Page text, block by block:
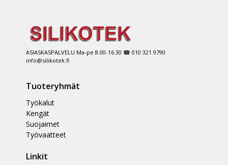
ASIASKASPALVELU Ma-pe 8.00-16.30 ☎ 010 321 9790
info@silikotek.fi
Tuoteryhmät
Työkalut
Kengät
Suojaimet
Työvaatteet
Linkit